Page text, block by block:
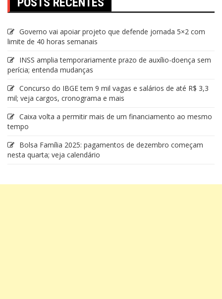
Governo vai apoiar projeto que defende jornada 5×2 com
limite de 40 horas semanais
INSS amplia temporariamente prazo de auxílio-doença sem
perícia; entenda mudanças
Concurso do IBGE tem 9 mil vagas e salários de até R$ 3,3
mil; veja cargos, cronograma e mais
Caixa volta a permitir mais de um financiamento ao mesmo
tempo
Bolsa Família 2025: pagamentos de dezembro começam
nesta quarta; veja calendário